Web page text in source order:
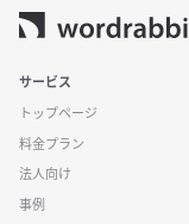
サービス
トップページ
料金プラン
法人向け
事例